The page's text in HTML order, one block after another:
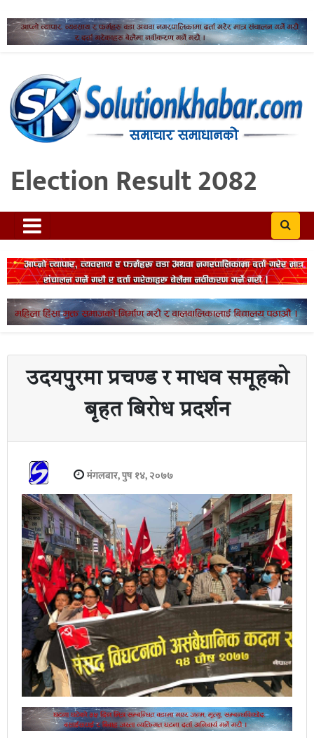
Election Result 2082
उदयपुरमा प्रचण्ड र माधव समूहको
बृहत बिरोध प्रदर्शन
मंगलबार, पुष १४, २०७७